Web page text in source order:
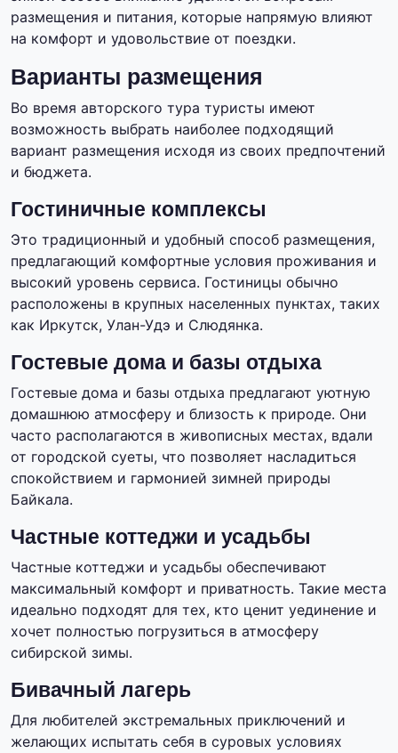
размещения и питания, которые напрямую влияют
на комфорт и удовольствие от поездки.
Варианты размещения
Во время авторского тура туристы имеют
возможность выбрать наиболее подходящий
вариант размещения исходя из своих предпочтений
и бюджета.
Гостиничные комплексы
Это традиционный и удобный способ размещения,
предлагающий комфортные условия проживания и
высокий уровень сервиса. Гостиницы обычно
расположены в крупных населенных пунктах, таких
как Иркутск, Улан-Удэ и Слюдянка.
Гостевые дома и базы отдыха
Гостевые дома и базы отдыха предлагают уютную
домашнюю атмосферу и близость к природе. Они
часто располагаются в живописных местах, вдали
от городской суеты, что позволяет насладиться
спокойствием и гармонией зимней природы
Байкала.
Частные коттеджи и усадьбы
Частные коттеджи и усадьбы обеспечивают
максимальный комфорт и приватность. Такие места
идеально подходят для тех, кто ценит уединение и
хочет полностью погрузиться в атмосферу
сибирской зимы.
Бивачный лагерь
Для любителей экстремальных приключений и
желающих испытать себя в суровых условиях